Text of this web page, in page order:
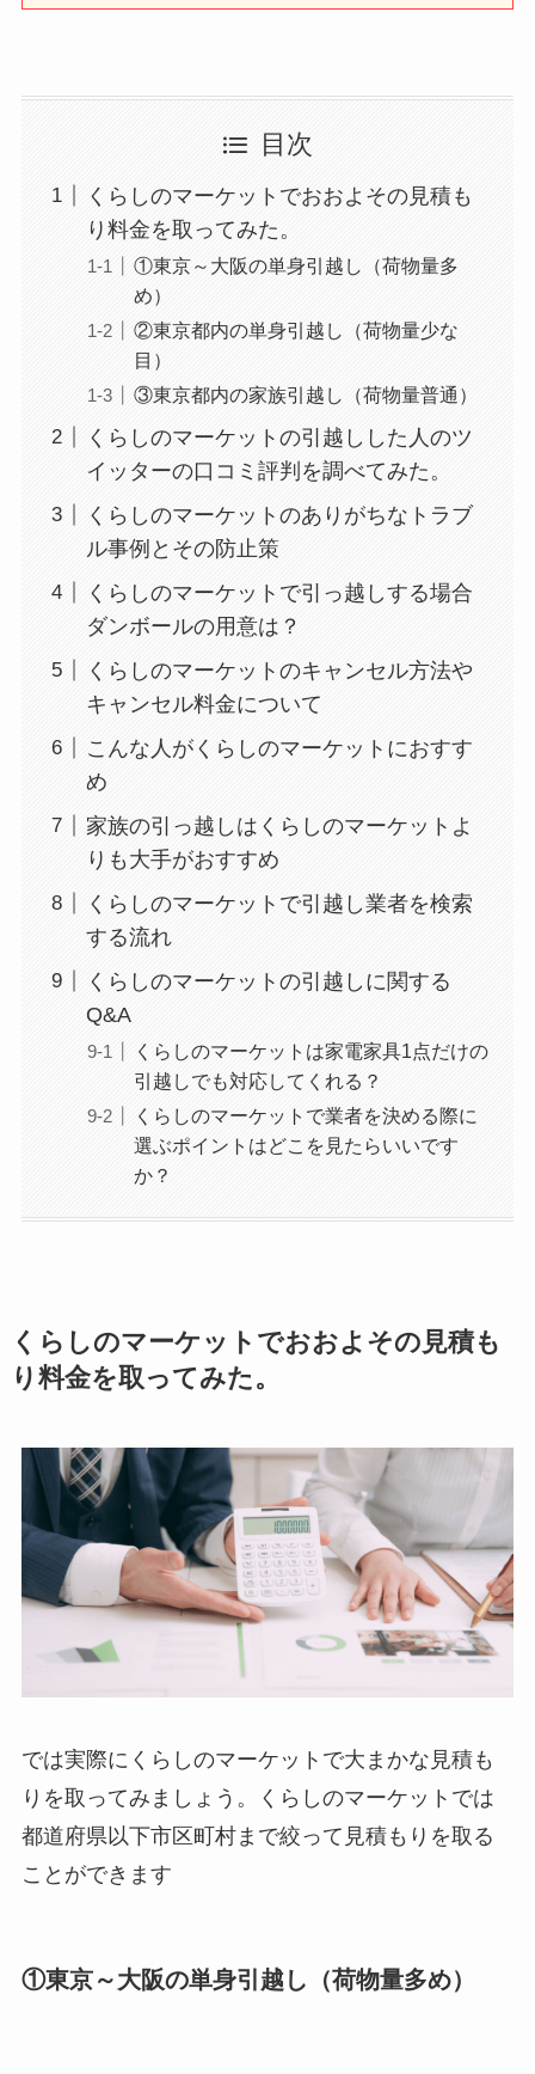
目次
くらしのマーケットでおおよその見積も
り料金を取ってみた。
①東京～大阪の単身引越し（荷物量多
め）
②東京都内の単身引越し（荷物量少な
目）
③東京都内の家族引越し（荷物量普通）
くらしのマーケットの引越しした人のツ
イッターの口コミ評判を調べてみた。
くらしのマーケットのありがちなトラブ
ル事例とその防止策
くらしのマーケットで引っ越しする場合
ダンボールの用意は？
くらしのマーケットのキャンセル方法や
キャンセル料金について
こんな人がくらしのマーケットにおすす
め
家族の引っ越しはくらしのマーケットよ
りも大手がおすすめ
くらしのマーケットで引越し業者を検索
する流れ
くらしのマーケットの引越しに関する
Q&A
くらしのマーケットは家電家具1点だけの
引越しでも対応してくれる？
くらしのマーケットで業者を決める際に
選ぶポイントはどこを見たらいいです
か？
くらしのマーケットでおおよその見積も
り料金を取ってみた。
では実際にくらしのマーケットで大まかな見積も
りを取ってみましょう。くらしのマーケットでは
都道府県以下市区町村まで絞って見積もりを取る
ことができます
①東京～大阪の単身引越し（荷物量多め）